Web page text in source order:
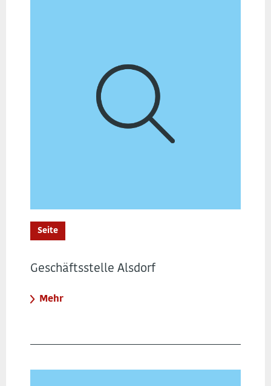
Seite
Geschäftsstelle Alsdorf
Mehr